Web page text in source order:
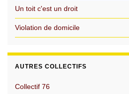
Un toit c'est un droit
Violation de domicile
AUTRES COLLECTIFS
Collectif 76